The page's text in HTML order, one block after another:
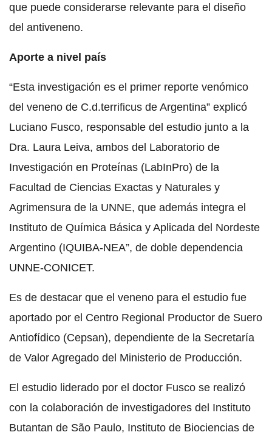
que puede considerarse relevante para el diseño
del antiveneno.
Aporte a nivel país
“Esta investigación es el primer reporte venómico
del veneno de C.d.terrificus de Argentina” explicó
Luciano Fusco, responsable del estudio junto a la
Dra. Laura Leiva, ambos del Laboratorio de
Investigación en Proteínas (LabInPro) de la
Facultad de Ciencias Exactas y Naturales y
Agrimensura de la UNNE, que además integra el
Instituto de Química Básica y Aplicada del Nordeste
Argentino (IQUIBA-NEA”, de doble dependencia
UNNE-CONICET.
Es de destacar que el veneno para el estudio fue
aportado por el Centro Regional Productor de Suero
Antiofídico (Cepsan), dependiente de la Secretaría
de Valor Agregado del Ministerio de Producción.
El estudio liderado por el doctor Fusco se realizó
con la colaboración de investigadores del Instituto
Butantan de São Paulo, Instituto de Biociencias de